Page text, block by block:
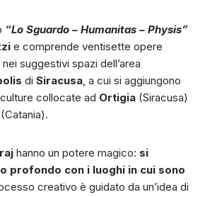
“Lo Sguardo – Humanitas – Physis”
e comprende ventisette opere
suggestivi spazi dell’area
di Siracusa , a cui si aggiungono
collocate ad Ortigia (Siracusa)
hanno un potere magico: si
profondo con i luoghi in cui sono
creativo è guidato da un’idea di